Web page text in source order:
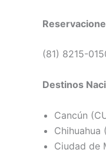
(81) 8215-
Destinos
Cancún
Chihuahua
Ciudad de